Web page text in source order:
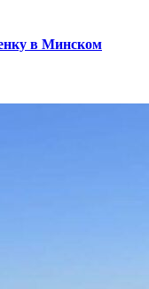
в Минском